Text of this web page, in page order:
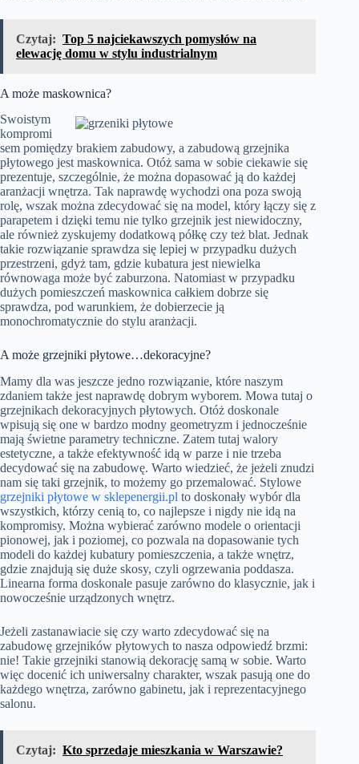
Czytaj: Top 5 najciekawszych pomysłów na
elewację domu w stylu industrialnym
A może maskownica?
Swoistym
kompromi
sem pomiędzy brakiem zabudowy, a zabudową grzejnika
płytowego jest maskownica. Otóż sama w sobie ciekawie się
prezentuje, szczególnie, że można dopasować ją do każdej
aranżacji wnętrza. Tak naprawdę wychodzi ona poza swoją
rolę, wszak można zdecydować się na model, który łączy się z
parapetem i dzięki temu nie tylko grzejnik jest niewidoczny,
ale również zyskujemy dodatkową półkę czy też blat. Jednak
takie rozwiązanie sprawdza się lepiej w przypadku dużych
przestrzeni, gdyż tam, gdzie kubatura jest niewielka
równowaga może być zaburzona. Natomiast w przypadku
dużych pomieszczeń maskownica całkiem dobrze się
sprawdza, pod warunkiem, że dobierzecie ją
monochromatycznie do stylu aranżacji.
A może grzejniki płytowe…dekoracyjne?
Mamy dla was jeszcze jedno rozwiązanie, które naszym
zdaniem także jest naprawdę dobrym wyborem. Mowa tutaj o
grzejnikach dekoracyjnych płytowych. Otóż doskonale
wpisują się one w bardzo modny geometryzm i jednocześnie
mają świetne parametry techniczne. Zatem tutaj walory
estetyczne, a także efektywność idą w parze i nie trzeba
decydować się na zabudowę. Warto wiedzieć, że jeżeli znudzi
nam się taki grzejnik, to możemy go przemalować. Stylowe
grzejniki płytowe w sklepenergii.pl to doskonały wybór dla
wszystkich, którzy cenią to, co najlepsze i nigdy nie idą na
kompromisy. Można wybierać zarówno modele o orientacji
pionowej, jak i poziomej, co pozwala na dopasowanie tych
modeli do każdej kubatury pomieszczenia, a także wnętrz,
gdzie znajdują się duże skosy, czyli ogrzewania poddasza.
Linearna forma doskonale pasuje zarówno do klasycznie, jak i
nowocześnie urządzonych wnętrz.
Jeżeli zastanawiacie się czy warto zdecydować się na
zabudowę grzejników płytowych to nasza odpowiedź brzmi:
nie! Takie grzejniki stanowią dekorację samą w sobie. Warto
więc docenić ich uniwersalny charakter, wszak pasują one do
każdego wnętrza, zarówno gabinetu, jak i reprezentacyjnego
salonu.
Czytaj: Kto sprzedaje mieszkania w Warszawie?